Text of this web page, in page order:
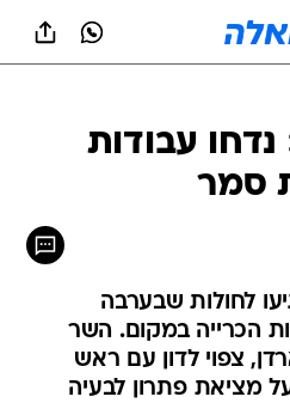
עבודות
סמר
לחולות שבערבה
הכרייה במקום. השר
צפוי לדון עם ראש
מציאת פתרון לבעיה